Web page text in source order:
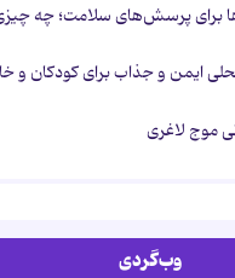
برای پرسش‌های سلامت؛ چه
ایمن و جذاب برای کودکان و
موج لاغری
وب‌گردی